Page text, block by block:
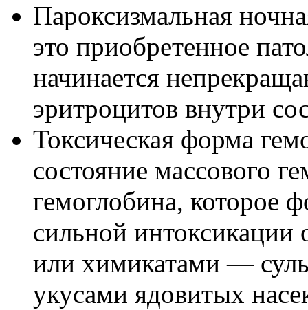
Пароксизмальная
это приобретенное
начинается
эритроцитов внутри
Токсическая форма
состояние массового
гемоглобина, которое
сильной
или химикатами —
укусами ядовитых